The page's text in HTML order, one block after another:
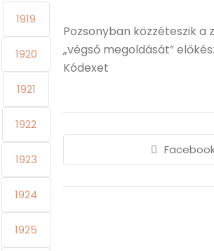
1919
1920
1921
1922
1923
1924
1925
Pozsonyban közzéteszik a
„végső megoldását”
Kódexet